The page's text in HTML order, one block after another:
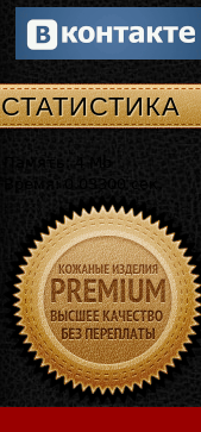
СТАТИСТИКА
Память: 4 Mb
Время: 0.03300 сек.